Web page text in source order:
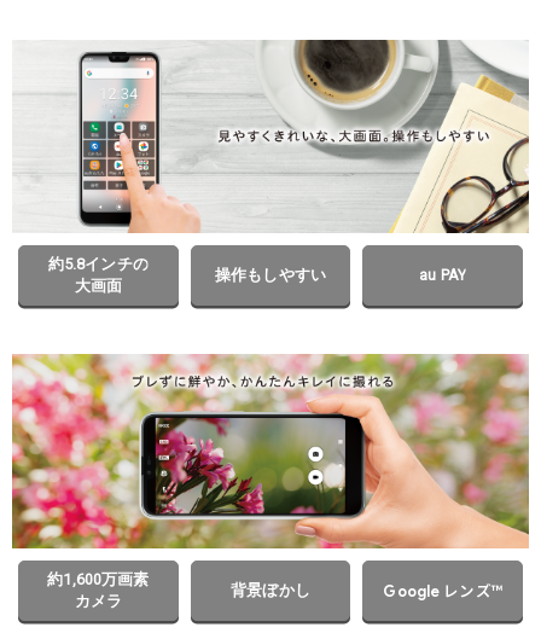
約5.8インチの
大画面
操作もしやすい au PAY
約1,600万画素
カメラ
背景ぼかし Google レンズ™